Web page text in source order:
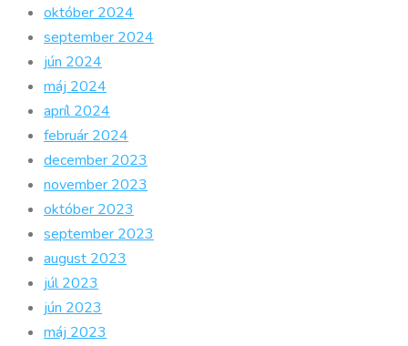
október 2024
september 2024
jún 2024
máj 2024
apríl 2024
február 2024
december 2023
november 2023
október 2023
september 2023
august 2023
júl 2023
jún 2023
máj 2023